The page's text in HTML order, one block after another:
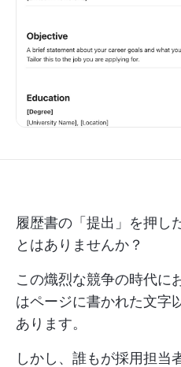
履歴書の「提出」を押し
とはありませんか？
この熾烈な競争の時代に
はページに書かれた文字
あります。
しかし、誰もが採用担当